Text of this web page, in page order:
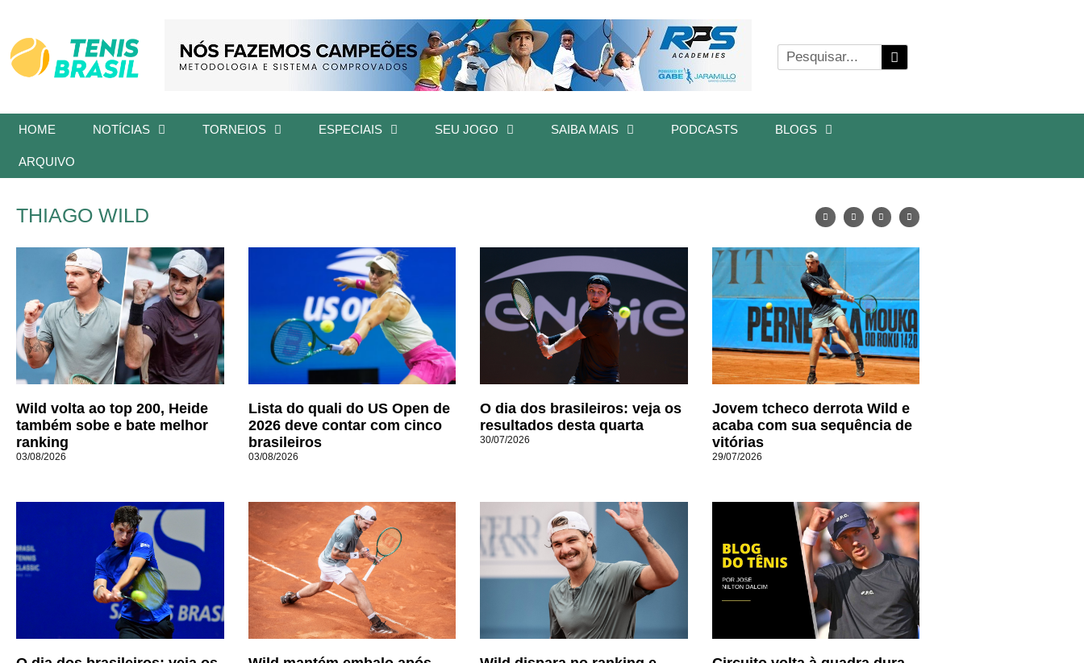
HOME NOTÍCIAS TORNEIOS ESPECIAIS SEU JOGO SAIBA MAIS PODCASTS BLOGS
ARQUIVO
THIAGO WILD
Wild volta ao top 200, Heide
também sobe e bate melhor
ranking
03/08/2026
Lista do quali do US Open de
2026 deve contar com cinco
brasileiros
03/08/2026
O dia dos brasileiros: veja os
resultados desta quarta
30/07/2026
Jovem tcheco derrota Wild e
acaba com sua sequência de
vitórias
29/07/2026